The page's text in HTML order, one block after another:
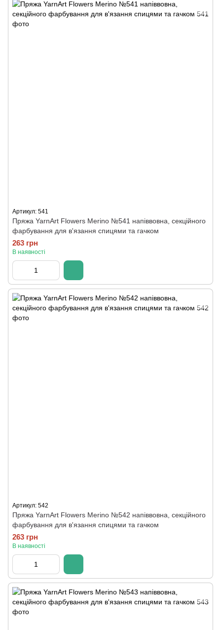
Артикул: 541
Пряжа YarnArt Flowers Merino №541 напіввовна, секційного
фарбування для в'язання спицями та гачком
263 грн
В наявності
Артикул: 542
Пряжа YarnArt Flowers Merino №542 напіввовна, секційного
фарбування для в'язання спицями та гачком
263 грн
В наявності